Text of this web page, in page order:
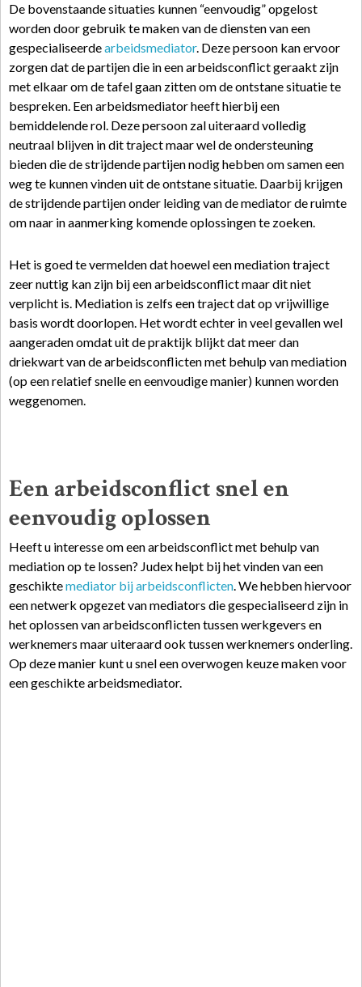
De bovenstaande situaties kunnen “eenvoudig” opgelost
worden door gebruik te maken van de diensten van een
gespecialiseerdearbeidsmediator. Deze persoon kan ervoor
zorgen dat de partijen die in een arbeidsconflict geraakt zijn
met elkaar om de tafel gaan zitten om de ontstane situatie te
bespreken. Een arbeidsmediator heeft hierbij een
bemiddelende rol. Deze persoon zal uiteraard volledig
neutraal blijven in dit traject maar wel de ondersteuning
bieden die de strijdende partijen nodig hebben om samen een
weg te kunnen vinden uit de ontstane situatie. Daarbij krijgen
de strijdende partijen onder leiding van de mediator de ruimte
om naar in aanmerking komende oplossingen te zoeken.
Het is goed te vermelden dat hoewel een mediation traject
zeer nuttig kan zijn bij een arbeidsconflict maar dit niet
verplicht is. Mediation is zelfs een traject dat op vrijwillige
basis wordt doorlopen. Het wordt echter in veel gevallen wel
aangeraden omdat uit de praktijk blijkt dat meer dan
driekwart van de arbeidsconflicten met behulp van mediation
(op een relatief snelle en eenvoudige manier) kunnen worden
weggenomen.
Een arbeidsconflict snel en
eenvoudig oplossen
Heeft u interesse om een arbeidsconflict met behulp van
mediation op te lossen? Judex helpt bij het vinden van een
geschiktemediator bij arbeidsconflicten . We hebben hiervoor
een netwerk opgezet van mediators die gespecialiseerd zijn in
het oplossen van arbeidsconflicten tussen werkgevers en
werknemers maar uiteraard ook tussen werknemers onderling.
Op deze manier kunt u snel een overwogen keuze maken voor
een geschikte arbeidsmediator.